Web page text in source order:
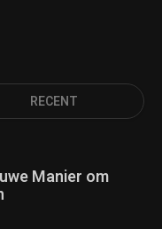
RECENT
Manier om